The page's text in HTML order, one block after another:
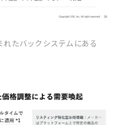
たバックシステムにある